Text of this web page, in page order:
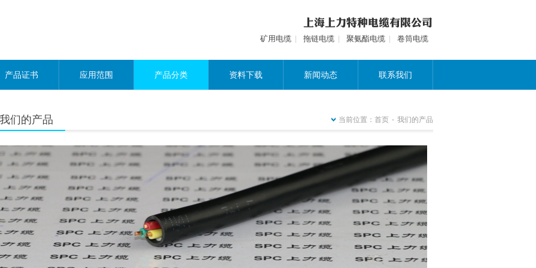
矿用电缆 拖链电缆 聚氨酯电缆 卷筒电缆
产品证书 应用范围 产品分类 资料下载 新闻动态 联系我们
我们的产品 当前位置： 首页 - 我们的产品